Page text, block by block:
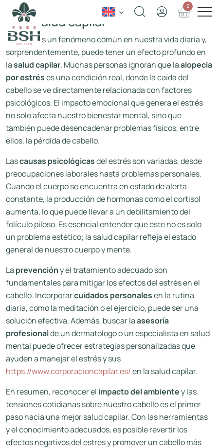
0
Introducción al impacto del estrés
en la salud capilar
El estrés es un fenómeno común en nuestra vida diaria y,
sorprendentemente, puede tener un efecto profundo en
lasalud capilar. Muchas personas ignoran que laalopecia
por estréses una condición real, donde la caída del
cabello se ve directamente relacionada con factores
psicológicos. El impacto emocional que genera el estrés
no solo afecta nuestro bienestar mental, sino que
también puede desencadenar problemas físicos, entre
ellos, la pérdida de cabello.
Lascausas psicológicasdel estrés son variadas, desde
preocupaciones laborales hasta problemas personales.
Cuando el cuerpo se encuentra en estado de alerta
constante, la producción de hormonas como el cortisol
aumenta, lo que puede llevar a un debilitamiento del
folículo piloso. Es esencial entender que este no es solo
un problema estético; la salud capilar refleja el estado
general de nuestro cuerpo y mente.
La prevencióny el tratamiento adecuado son
fundamentales para mitigar los efectos del estrés en el
cabello. Incorporarcuidados personalesen la rutina
diaria, como la meditación o el ejercicio, puede ser una
solución efectiva. Además, buscar laasesoría
profesionalde un dermatólogo o un especialista en salud
mental puede ofrecer estrategias personalizadas que
ayuden a manejar el estrés y sus
https://www.corporacioncapilar.es/en la salud capilar.
En resumen, reconocer el impacto del ambientey las
tensiones cotidianas sobre nuestro cabello es el primer
paso hacia una mejor salud capilar. Con las herramientas
y el conocimiento adecuados, es posible revertir los
efectos negativos del estrés y promover un cabello más